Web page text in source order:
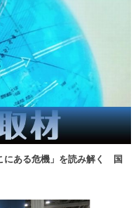
にある危機」を読み解く 国